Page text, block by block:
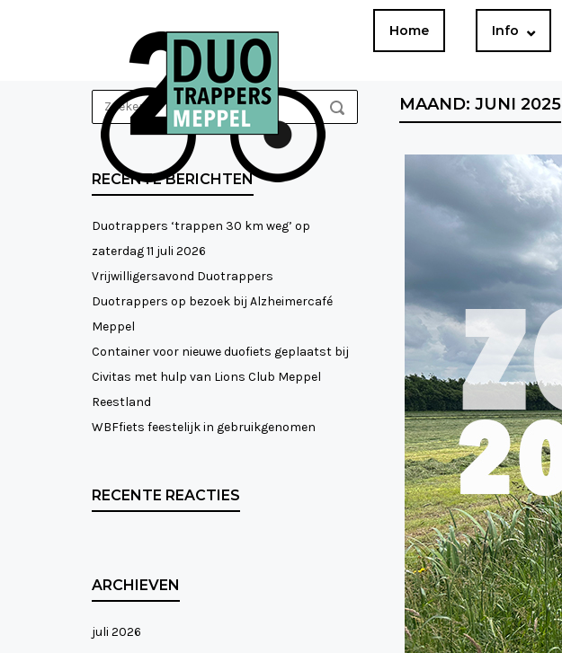
Home Info
MAAND: JUNI 2025
Bericht openen
Zoek
naar:
ZOEKEN
RECENTE BERICHTEN
Duotrappers ‘trappen 30 km weg’ op
zaterdag 11 juli 2026
Vrijwilligersavond Duotrappers
Duotrappers op bezoek bij Alzheimercafé
Meppel
Container voor nieuwe duofiets geplaatst bij
Civitas met hulp van Lions Club Meppel
Reestland
WBFfiets feestelijk in gebruikgenomen
RECENTE REACTIES
ARCHIEVEN
juli 2026